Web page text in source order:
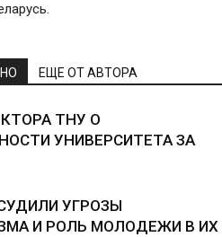
ЕЩЕ ОТ АВТОРА
ТНУ О
УНИВЕРСИТЕТА ЗА
УГРОЗЫ
И РОЛЬ МОЛОДЕЖИ В ИХ